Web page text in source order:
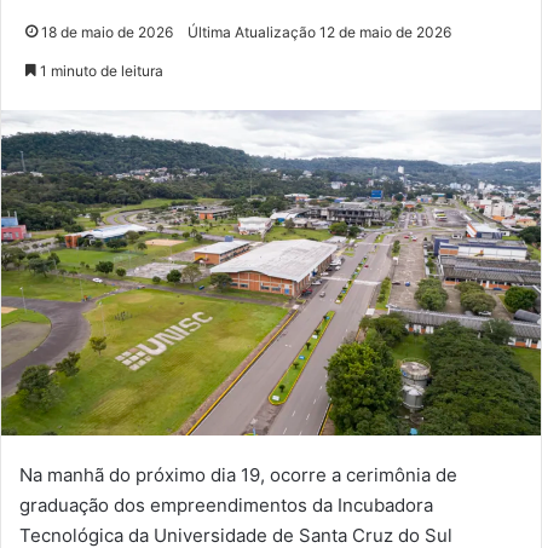
18 de maio de 2026 Última Atualização 12 de maio de 2026
1 minuto de leitura
Na manhã do próximo dia 19, ocorre a cerimônia de
graduação dos empreendimentos da Incubadora
Tecnológica da Universidade de Santa Cruz do Sul